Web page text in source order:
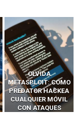
CÓMO LOS HACKERS
INTERCEPTAN OTPS
Y LLAMADAS
MÓVILES SIN
‘HACKEAR’ — EL